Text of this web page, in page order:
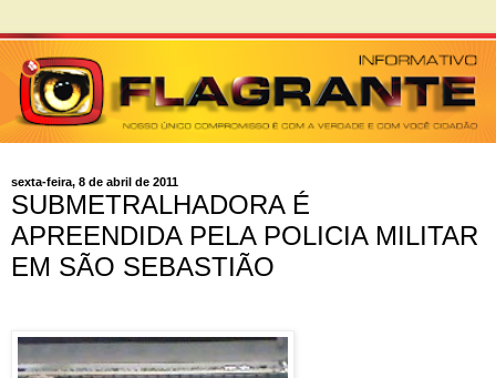
sexta-feira, 8 de abril de 2011
SUBMETRALHADORA É
APREENDIDA PELA POLICIA MILITAR
EM SÃO SEBASTIÃO